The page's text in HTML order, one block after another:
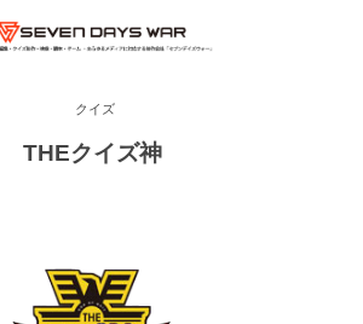
クイズ
THEクイズ神